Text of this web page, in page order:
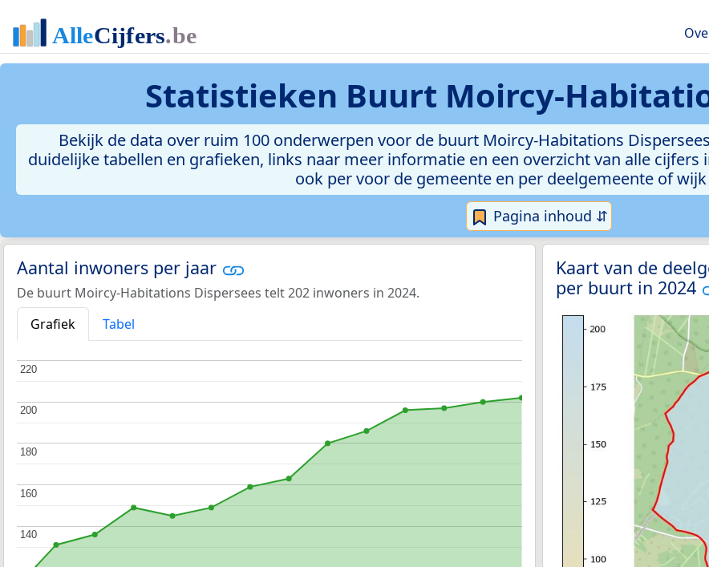
Statistieken Buurt Moircy-
Bekijk de data over ruim 100 onderwerpen voor de buurt Moircy-Habitations
duidelijke tabellen en grafieken, links naar meer informatie en een overzicht van alle cijfers
ook per voor de gemeente en per deelgemeente of
Pagina inhoud ⇵
Aantal inwoners per jaar
De buurt Moircy-Habitations Dispersees telt 202 inwoners in 2024.
Grafiek
Tabel
140
140
160
160
180
180
200
200
220
220
Kaart van de
per buurt in 2024